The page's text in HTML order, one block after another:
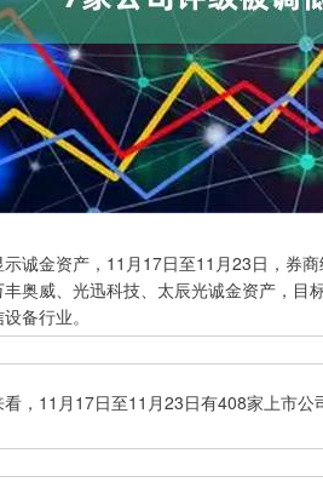
金资产，11月17日至11月23日，券商
奥威、光迅科技、太辰光诚金资产，
备行业。
11月17日至11月23日有408家上市公
数 3900.35